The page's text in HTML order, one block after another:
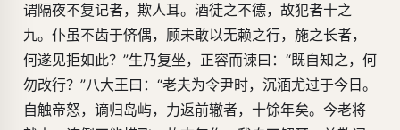
谓隔夜不复记者，欺人耳。酒徒之不德，故犯者十之
九。仆虽不齿于侪偶，顾未敢以无赖之行，施之长者，
何遂见拒如此？”生乃复坐，正容而谏曰：“既自知之，何
勿改行？”八大王曰：“老夫为令尹时，沉湎尤过于今日。
自触帝怒，谪归岛屿，力返前辙者，十馀年矣。今老将